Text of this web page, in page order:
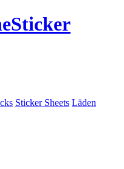
Sticker
Sticker Sheets Läden